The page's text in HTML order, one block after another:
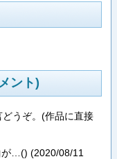
ント)
うぞ。(作品に直接
が…() (2020/08/11